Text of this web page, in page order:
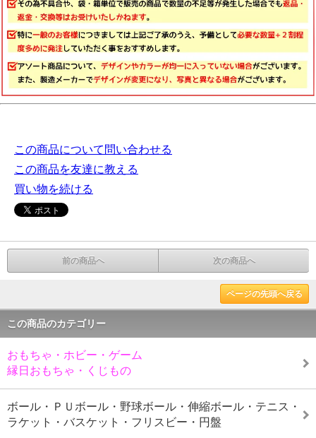
この商品について問い合わせる
この商品を友達に教える
買い物を続ける
前の商品へ 次の商品へ
ページの先頭へ戻る
この商品のカテゴリー
おもちゃ・ホビー・ゲーム
縁日おもちゃ・くじもの
ボール・ＰＵボール・野球ボール・伸縮ボール・テニス・
ラケット・バスケット・フリスビー・円盤